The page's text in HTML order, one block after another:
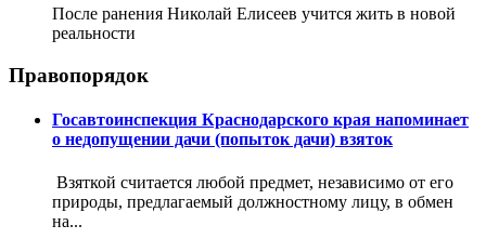
После ранения Николай Елисеев учится жить в новой
реальности
Правопорядок
Госавтоинспекция Краснодарского края напоминает
о недопущении дачи (попыток дачи) взяток
Взяткой считается любой предмет, независимо от его
природы, предлагаемый должностному лицу, в обмен
на...